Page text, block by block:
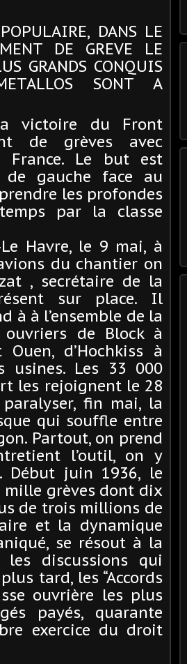
DANS LE
DE GREVE LE
GRANDS CONQUIS
SONT A
victoire du Front
de grèves avec
France. Le but est
de gauche face au
les profondes
par la classe
Havre, le 9 mai, à
du chantier on
, secrétaire de la
sur place. Il
à à l’ensemble de la
de Block à
d’Hochkiss à
usines. Les 33 000
les rejoignent le 28
paralyser, fin mai, la
qui souffle entre
Partout, on prend
l’outil, on y
Début juin 1936, le
mille grèves dont dix
de trois millions de
et la dynamique
se résout à la
les discussions qui
tard, les “Accords
ouvrière les plus
payés, quarante
exercice du droit